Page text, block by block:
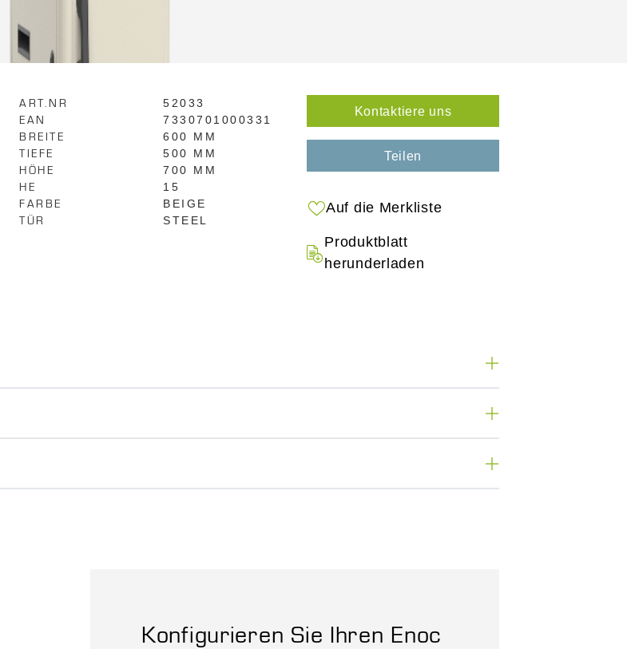
ART.NR
52033
EAN
7330701000331
BREITE
600 MM
TIEFE
500 MM
HÖHE
700 MM
HE
15
FARBE
BEIGE
TÜR
STEEL
Kontaktiere uns
Teilen
Auf die Merkliste
Produktblatt
herunderladen
Konfigurieren Sie Ihren Enoc